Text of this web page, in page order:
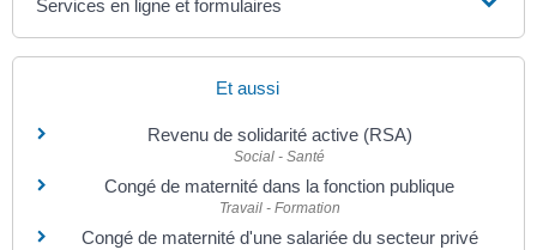
Services en ligne et formulaires
Et aussi
Revenu de solidarité active (RSA)
Social - Santé
Congé de maternité dans la fonction publique
Travail - Formation
Congé de maternité d'une salariée du secteur privé